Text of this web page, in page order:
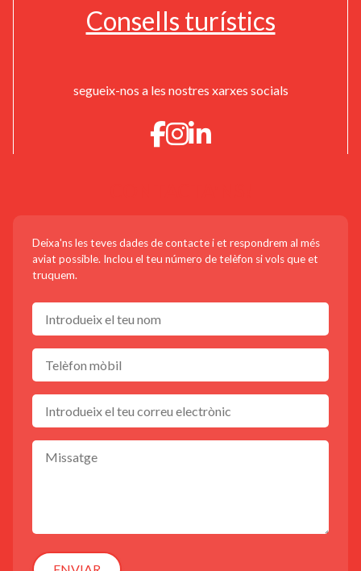
Consells turístics
segueix-nos a les nostres xarxes socials
Deixa'ns les teves dades de contacte i et respondrem al més
aviat possible. Inclou el teu número de telèfon si vols que et
truquem.